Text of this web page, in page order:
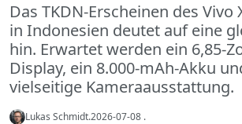
Das TKDN-Erscheinen des Vivo
in Indonesien deutet auf eine
hin. Erwartet werden ein 6,85-
Display, ein 8.000-mAh-Akku
vielseitige Kameraausstattung.
Lukas Schmidt.2026-07-08 .